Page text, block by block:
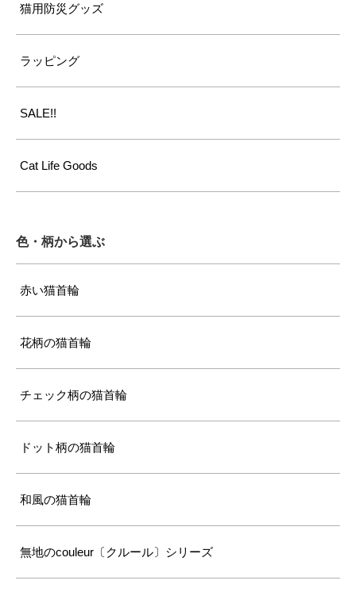
猫用防災グッズ
ラッピング
SALE!!
Cat Life Goods
色・柄から選ぶ
赤い猫首輪
花柄の猫首輪
チェック柄の猫首輪
ドット柄の猫首輪
和風の猫首輪
無地のcouleur〔クルール〕シリーズ